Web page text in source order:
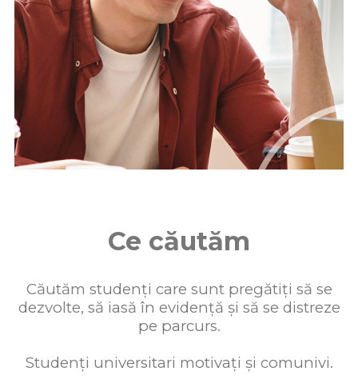
Ce căutăm
Căutăm studenți care sunt pregătiți să se
dezvolte, să iasă în evidență și să se distreze
pe parcurs.
Studenți universitari motivați și comunivi.